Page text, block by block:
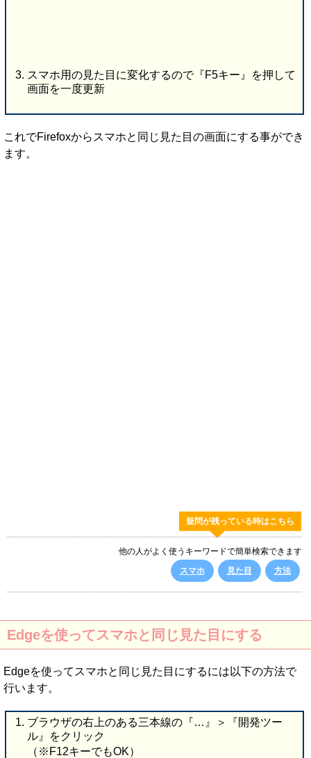
スマホ用の見た目に変化するので『F5キー』を押して
画面を一度更新
これでFirefoxからスマホと同じ見た目の画面にする事ができ
ます。
疑問が残っている時はこちら
他の人がよく使うキーワードで簡単検索できます
スマホ
見た目 方法
Edgeを使ってスマホと同じ見た目にする
Edgeを使ってスマホと同じ見た目にするには以下の方法で
行います。
ブラウザの右上のある三本線の『…』＞『開発ツー
ル』をクリック
（※F12キーでもOK）